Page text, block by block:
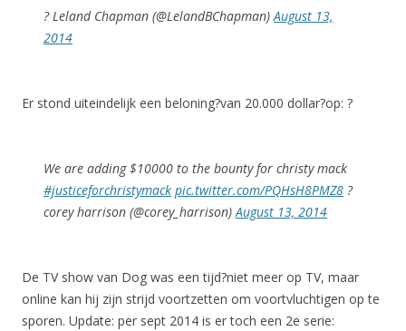
? Leland Chapman (@LelandBChapman)August 13,
2014
Er stond uiteindelijk een beloning?van 20.000 dollar?op: ?
We are adding $10000 to the bounty for christy mack
#justiceforchristymack pic.twitter.com/PQHsH8PMZ8 ?
corey harrison (@corey_harrison)August 13, 2014
De TV show van Dog was een tijd?niet meer op TV, maar
online kan hij zijn strijd voortzetten om voortvluchtigen op te
sporen. Update: per sept 2014 is er toch een 2e serie: